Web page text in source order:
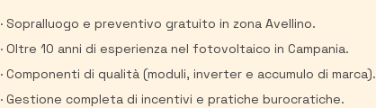
· Sopralluogo e preventivo gratuito in zona Avellino.
· Oltre 10 anni di esperienza nel fotovoltaico in Campania.
· Componenti di qualità (moduli, inverter e accumulo di marca).
· Gestione completa di incentivi e pratiche burocratiche.